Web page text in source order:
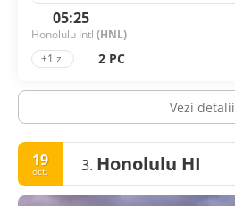
05:25
Honolulu Intl (HNL)
+1 zi
2 PC
Vezi detalii
19
oct. 3. Honolulu HI